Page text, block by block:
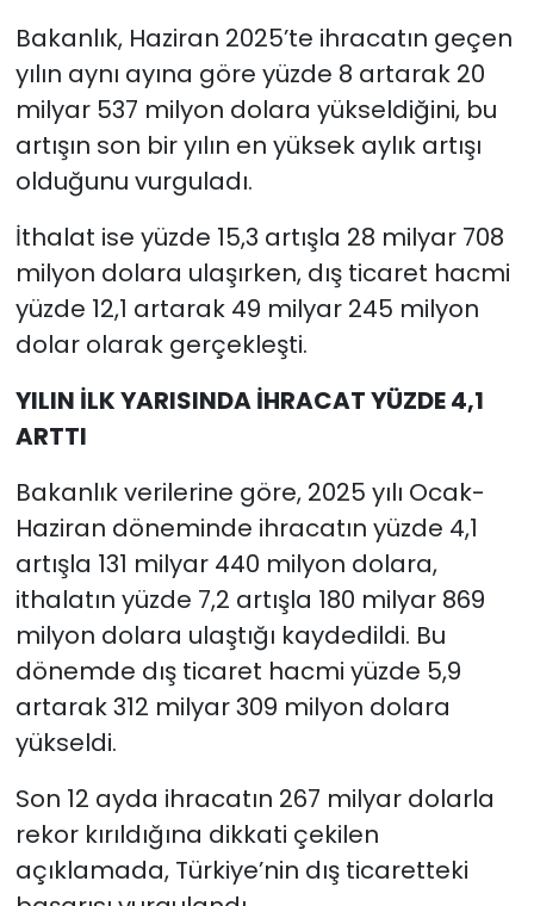
Bakanlık, Haziran 2025’te ihracatın geçen
yılın aynı ayına göre yüzde 8 artarak 20
milyar 537 milyon dolara yükseldiğini, bu
artışın son bir yılın en yüksek aylık artışı
olduğunu vurguladı.
İthalat ise yüzde 15,3 artışla 28 milyar 708
milyon dolara ulaşırken, dış ticaret hacmi
yüzde 12,1 artarak 49 milyar 245 milyon
dolar olarak gerçekleşti.
YILIN İLK YARISINDA İHRACAT YÜZDE 4,1
ARTTI
Bakanlık verilerine göre, 2025 yılı Ocak-
Haziran döneminde ihracatın yüzde 4,1
artışla 131 milyar 440 milyon dolara,
ithalatın yüzde 7,2 artışla 180 milyar 869
milyon dolara ulaştığı kaydedildi. Bu
dönemde dış ticaret hacmi yüzde 5,9
artarak 312 milyar 309 milyon dolara
yükseldi.
Son 12 ayda ihracatın 267 milyar dolarla
rekor kırıldığına dikkati çekilen
açıklamada, Türkiye’nin dış ticaretteki